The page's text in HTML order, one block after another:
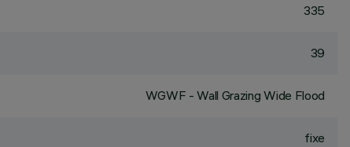
335
39
WGWF - Wall Grazing Wide Flood
fixe